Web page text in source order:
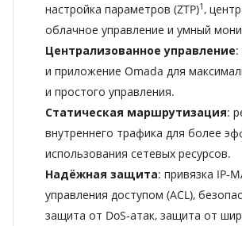
настройка параметров (ZTP)1,
облачное управление и умный
Централизованное управление:
и приложение Omada для
и простого управления.
Статическая маршрутизация:
внутреннего трафика для более
использования сетевых ресурсов.
Надёжная защита: привязка
управления доступом (ACL),
защита от DoS‑атак, защита от